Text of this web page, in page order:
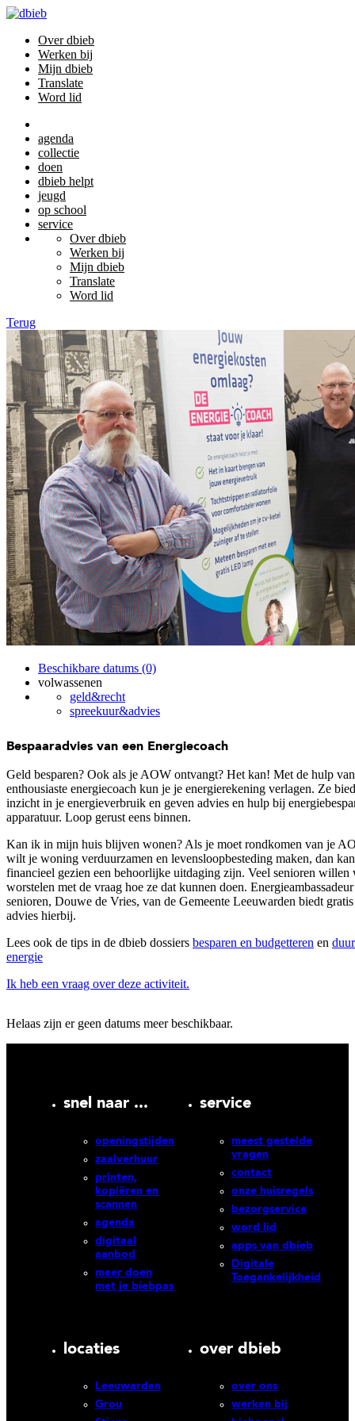
Over dbieb
Werken bij
Mijn dbieb
Translate
Word lid
agenda
collectie
doen
dbieb helpt
jeugd
op school
service
Over dbieb
Werken bij
Mijn dbieb
Translate
Word lid
Terug
Beschikbare datums (0)
volwassenen
geld&recht
spreekuur&advies
Bespaaradvies van een Energiecoach
Geld besparen? Ook als je AOW ontvangt? Het kan! Met de hulp
enthousiaste energiecoach kun je je energierekening verlagen. Ze
inzicht in je energieverbruik en geven advies en hulp bij
apparatuur. Loop gerust eens binnen.
Kan ik in mijn huis blijven wonen? Als je moet rondkomen van je
wilt je woning verduurzamen en levensloopbesteding maken, dan
financieel gezien een behoorlijke uitdaging zijn. Veel senioren willen
worstelen met de vraag hoe ze dat kunnen doen.
senioren, Douwe de Vries, van de Gemeente Leeuwarden biedt
advies hierbij.
Lees ook de tips in de dbieb dossiers besparen en budgetteren en
energie
Ik heb een vraag over deze activiteit.
Helaas zijn er geen datums meer beschikbaar.
snel naar ...
openingstijden
zaalverhuur
printen,
kopiëren en
scannen
agenda
digitaal
aanbod
meer doen
met je biebpas
service
meest gestelde
vragen
contact
onze huisregels
bezorgservice
word lid
apps van dbieb
Digitale
Toegankelijkheid
locaties
Leeuwarden
Grou
over dbieb
over ons
werken bij